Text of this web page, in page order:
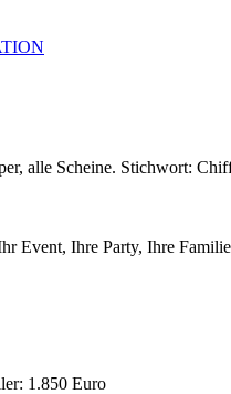
alle Scheine. Stichwort:
Event, Ihre Party, Ihre
1.850 Euro